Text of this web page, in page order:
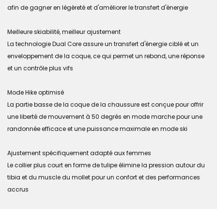
afin de gagner en légèreté et d'améliorer le transfert d'énergie
Meilleure skiabilité, meilleur ajustement
La technologie Dual Core assure un transfert d'énergie ciblé et un
enveloppement de la coque, ce qui permet un rebond, une réponse
et un contrôle plus vifs
Mode Hike optimisé
La partie basse de la coque de la chaussure est conçue pour offrir
une liberté de mouvement à 50 degrés en mode marche pour une
randonnée efficace et une puissance maximale en mode ski
Ajustement spécifiquement adapté aux femmes
Le collier plus court en forme de tulipe élimine la pression autour du
tibia et du muscle du mollet pour un confort et des performances
accrus